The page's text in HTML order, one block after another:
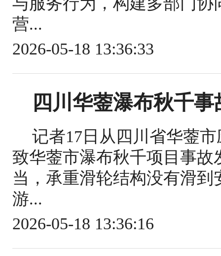
营...
2026-05-18 13:36:33
四川华蓥瀑布秋千
记者17日从四川省华蓥
致华蓥市瀑布秋千项目事
当，承重滑轮结构没有滑
游...
2026-05-18 13:36:16